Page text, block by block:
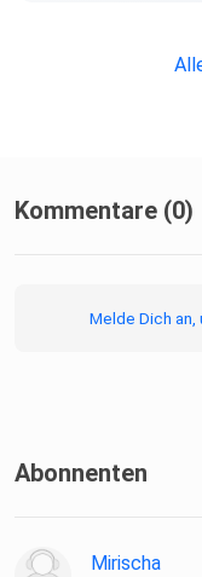
Kommentare (0)
Melde Dich an,
Abonnenten
Mirischa